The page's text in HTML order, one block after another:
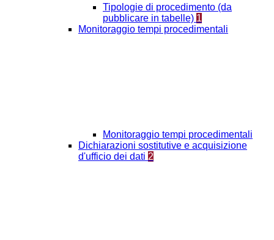
Tipologie di procedimento (da
pubblicare in tabelle) 1
Monitoraggio tempi procedimentali
Monitoraggio tempi procedimentali
Dichiarazioni sostitutive e acquisizione
d'ufficio dei dati 2